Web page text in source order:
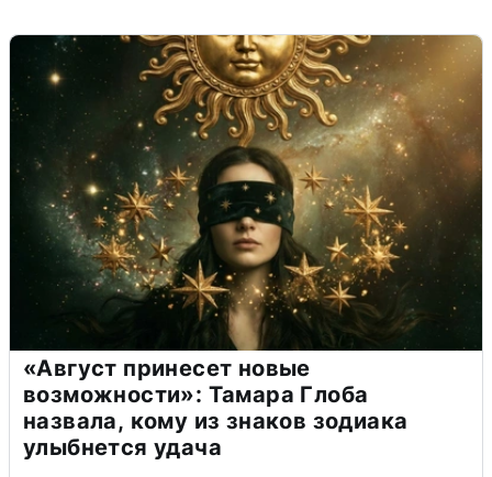
«Август принесет новые
возможности»: Тамара Глоба
назвала, кому из знаков зодиака
улыбнется удача